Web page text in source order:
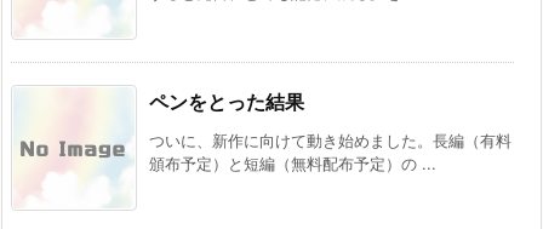
ペンをとった結果
ついに、新作に向けて動き始めました。長編（有料
頒布予定）と短編（無料配布予定）の ...